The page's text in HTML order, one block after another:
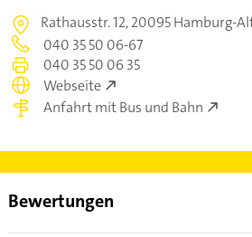
Rathausstr. 12,20095 Hamburg-
040 35 50 06-67
040 35 50 06 35
Webseite
Anfahrt mit Bus und Bahn
Bewertungen